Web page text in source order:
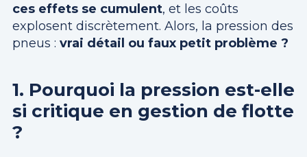
ces effets se cumulent, et les coûts
explosent discrètement. Alors, la pression des
pneus : vrai détail ou faux petit problème ?
1. Pourquoi la pression est-elle
si critique en gestion de flotte
?